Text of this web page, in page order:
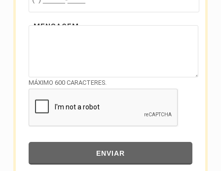
MENSAGEM
MÁXIMO 600 CARACTERES.
ENVIAR